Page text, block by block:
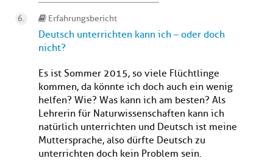
Erfahrungsbericht
Deutsch unterrichten kann ich – oder doch
nicht?
Es ist Sommer 2015, so viele Flüchtlinge
kommen, da könnte ich doch auch ein wenig
helfen? Wie? Was kann ich am besten? Als
Lehrerin für Naturwissenschaften kann ich
natürlich unterrichten und Deutsch ist meine
Muttersprache, also dürfte Deutsch zu
unterrichten doch kein Problem sein.